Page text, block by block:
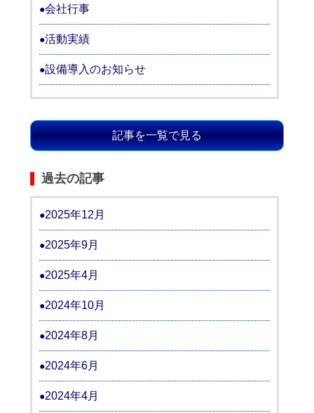
会社行事
活動実績
設備導入のお知らせ
記事を一覧で見る
過去の記事
2025年12月
2025年9月
2025年4月
2024年10月
2024年8月
2024年6月
2024年4月